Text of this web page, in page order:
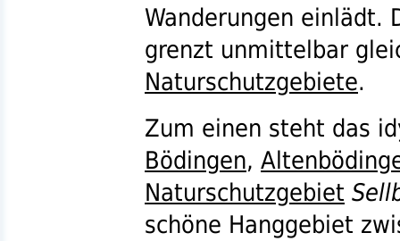
Wanderungen einlädt.
grenzt unmittelbar
Naturschutzgebiete.
Zum einen steht das
Bödingen,
Naturschutzgebiet
schöne Hanggebiet